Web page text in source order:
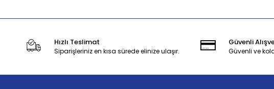
Hızlı Teslimat
Siparişleriniz en kısa sürede elinize ulaşır.
Güvenli
Güvenli ve